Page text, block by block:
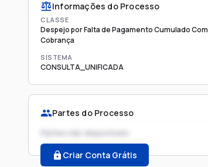
Informações do Processo
CLASSE
Despejo por Falta de Pagamento Cumulado Com
Cobrança
SISTEMA
CONSULTA_UNIFICADA
Partes do Processo
Partes não disponíveis
Criar Conta Grátis